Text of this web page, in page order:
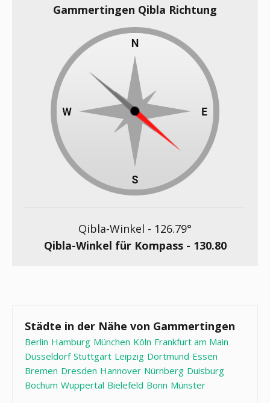
Gammertingen Qibla Richtung
Qibla-Winkel - 126.79°
Qibla-Winkel für Kompass - 130.80
Städte in der Nähe von Gammertingen
Berlin Hamburg München Köln Frankfurt am Main
Düsseldorf Stuttgart Leipzig Dortmund Essen
Bremen Dresden Hannover Nürnberg Duisburg
Bochum Wuppertal Bielefeld Bonn Münster